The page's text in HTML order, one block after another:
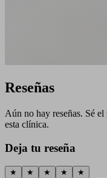
Reseñas
Aún no hay reseñas. Sé
esta clínica.
Deja tu reseña
★ ★ ★ ★ ★